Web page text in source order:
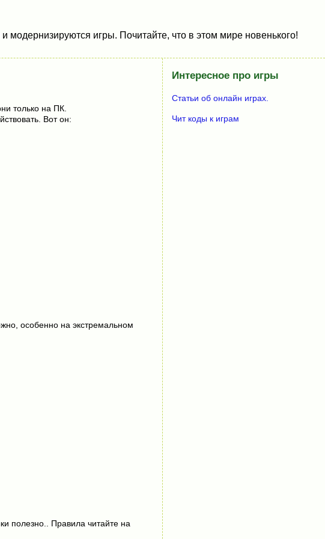
игры. Почитайте, что в этом мире новенького!
только на ПК.
Вот он:
особенно на экстремальном
полезно.. Правила читайте на
Интересное про игры
Статьи об онлайн играх.
Чит коды к играм